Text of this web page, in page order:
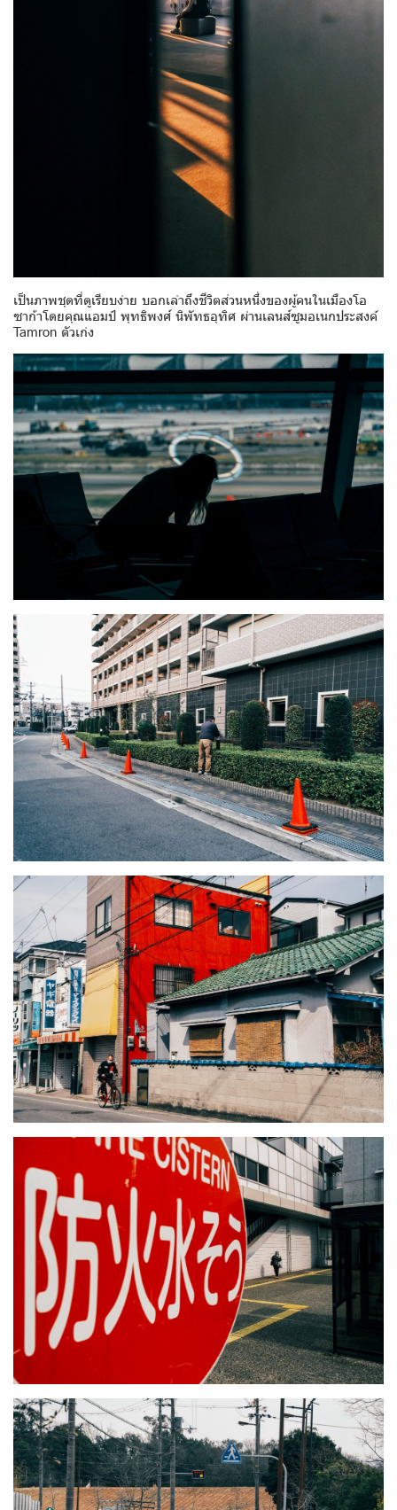
เป็นภาพชุดที่ดูเรียบง่าย บอกเล่าถึงชีวิตส่วนหนึ่งของผู้คนในเมืองโอ
ซาก้าโดยคุณแอมป์ พุทธิพงศ์ นิพัทธอุทิศ ผ่านเลนส์ซูมอเนกประสงค์
Tamron ตัวเก่ง